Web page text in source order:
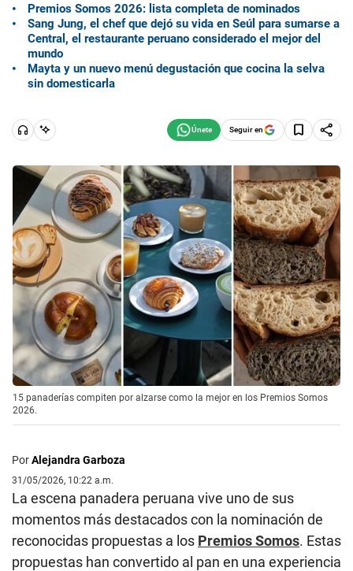
Premios Somos 2026: lista completa de nominados
Sang Jung, el chef que dejó su vida en Seúl para sumarse a
Central, el restaurante peruano considerado el mejor del
mundo
Mayta y un nuevo menú degustación que cocina la selva
sin domesticarla
Seguir en
15 panaderías compiten por alzarse como la mejor en los Premios Somos
2026.
PorAlejandra Garboza
31/05/2026, 10:22 a.m.
La escena panadera peruana vive uno de sus
momentos más destacados con la nominación de
reconocidas propuestas a los Premios Somos. Estas
propuestas han convertido al pan en una experiencia